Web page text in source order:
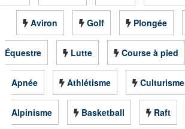
Aviron Golf Plongée
Équestre Lutte Course à pied
Apnée Athlétisme Culturisme
Alpinisme Basketball Raft